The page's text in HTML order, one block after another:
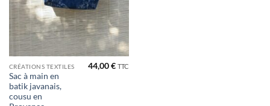
CRÉATIONS TEXTILES
Sac à main en
batik javanais,
cousu en
44,00€ TTC